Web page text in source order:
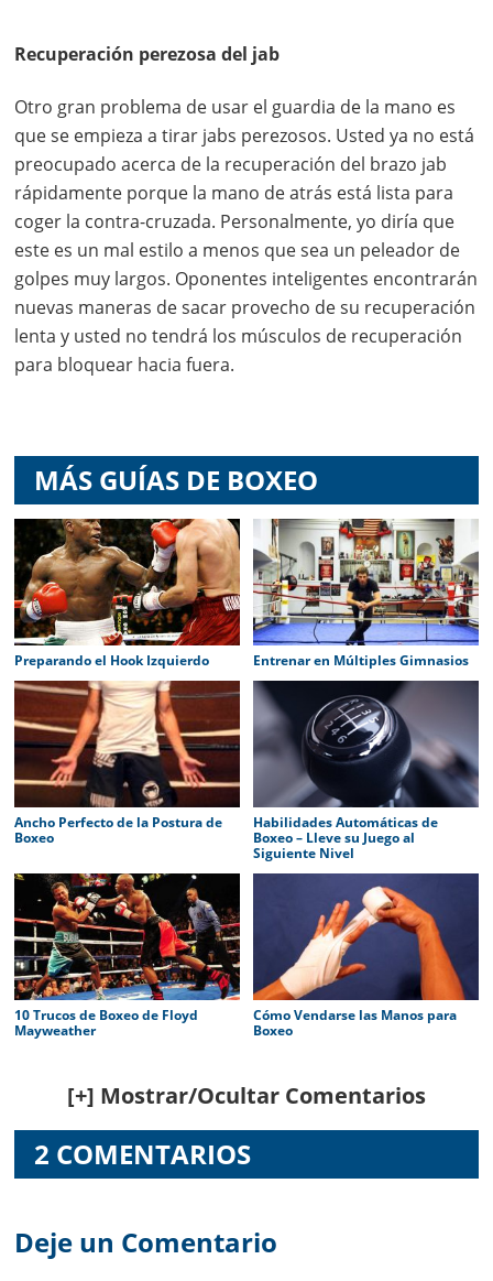
Recuperación perezosa del jab
Otro gran problema de usar el guardia de la mano es
que se empieza a tirar jabs perezosos. Usted ya no está
preocupado acerca de la recuperación del brazo jab
rápidamente porque la mano de atrás está lista para
coger la contra-cruzada. Personalmente, yo diría que
este es un mal estilo a menos que sea un peleador de
golpes muy largos. Oponentes inteligentes encontrarán
nuevas maneras de sacar provecho de su recuperación
lenta y usted no tendrá los músculos de recuperación
para bloquear hacia fuera.
MÁS GUÍAS DE BOXEO
Preparando el Hook Izquierdo Entrenar en Múltiples Gimnasios
Ancho Perfecto de la Postura de
Boxeo
Habilidades Automáticas de
Boxeo – Lleve su Juego al
Siguiente Nivel
10 Trucos de Boxeo de Floyd
Mayweather
Cómo Vendarse las Manos para
Boxeo
Reader
Interactions
[+] Mostrar/Ocultar Comentarios
2 COMENTARIOS
Deje un Comentario